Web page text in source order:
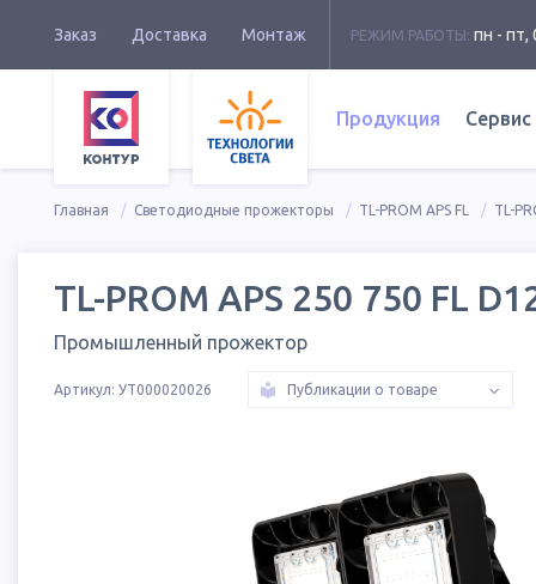
Заказ Доставка Монтаж РЕЖИМ РАБОТЫ: пн - пт,
Продукция Сервис
Главная Светодиодные прожекторы TL-PROM APS FL TL-
TL-PROM APS 250 750 FL
Промышленный прожектор
Артикул: УТ000020026 Публикации о товаре